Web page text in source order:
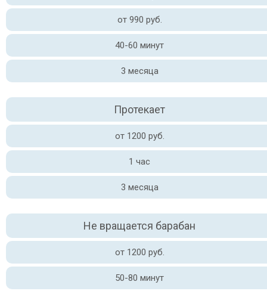
от 990 руб.
40-60 минут
3 месяца
Протекает
от 1200 руб.
1 час
3 месяца
Не вращается барабан
от 1200 руб.
50-80 минут